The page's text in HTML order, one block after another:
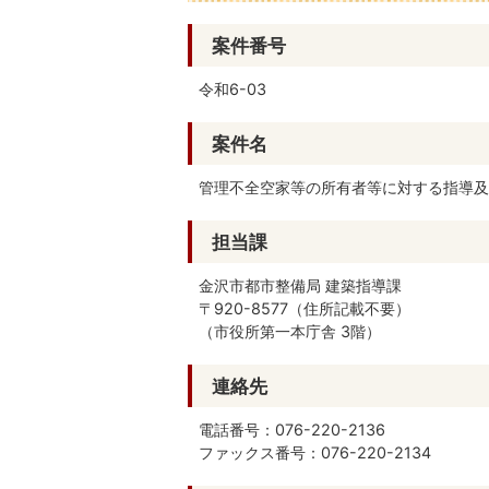
案件番号
令和6-03
案件名
管理不全空家等の所有者等に対する指導
担当課
金沢市都市整備局 建築指導課
〒920-8577（住所記載不要）
（市役所第一本庁舎 3階）
連絡先
電話番号：076-220-2136
ファックス番号：076-220-2134